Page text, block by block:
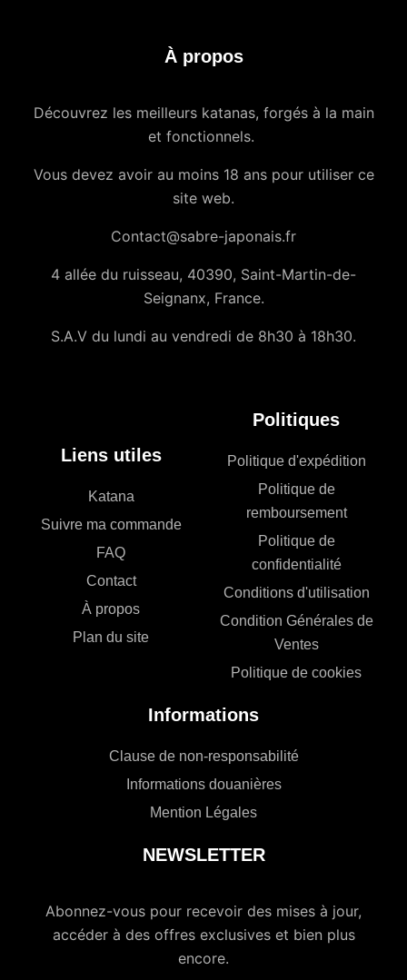
À propos
Découvrez les meilleurs katanas, forgés à la main
et fonctionnels.
Vous devez avoir au moins 18 ans pour utiliser ce
site web.
Contact@sabre-japonais.fr
4 allée du ruisseau, 40390, Saint-Martin-de-
Seignanx, France.
S.A.V du lundi au vendredi de 8h30 à 18h30.
Liens utiles
Katana
Suivre ma commande
FAQ
Contact
À propos
Plan du site
Politiques
Politique d'expédition
Politique de
remboursement
Politique de
confidentialité
Conditions d'utilisation
Condition Générales de
Ventes
Politique de cookies
Informations
Clause de non-responsabilité
Informations douanières
Mention Légales
NEWSLETTER
Abonnez-vous pour recevoir des mises à jour,
accéder à des offres exclusives et bien plus
encore.